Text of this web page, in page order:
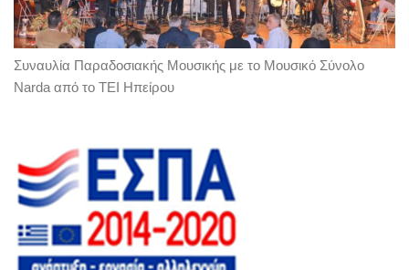
Συναυλία Παραδοσιακής Μουσικής με το Μουσικό Σύνολο
Narda από το ΤΕΙ Ηπείρου